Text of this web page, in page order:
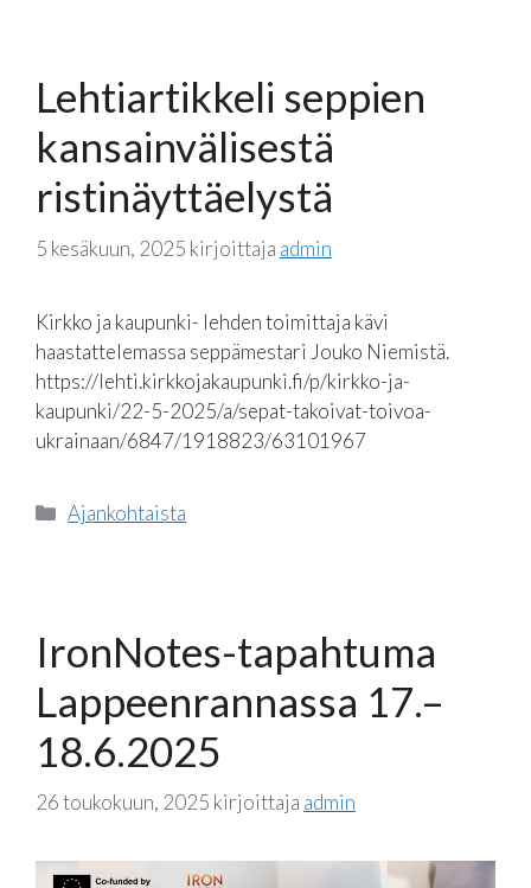
Lehtiartikkeli seppien
kansainvälisestä
ristinäyttäelystä
5 kesäkuun, 2025 kirjoittaja admin
Kirkko ja kaupunki- lehden toimittaja kävi
haastattelemassa seppämestari Jouko Niemistä.
https://lehti.kirkkojakaupunki.fi/p/kirkko-ja-
kaupunki/22-5-2025/a/sepat-takoivat-toivoa-
ukrainaan/6847/1918823/63101967
Kategoriat
Ajankohtaista
IronNotes-tapahtuma
Lappeenrannassa 17.–
18.6.2025
26 toukokuun, 2025 kirjoittaja admin